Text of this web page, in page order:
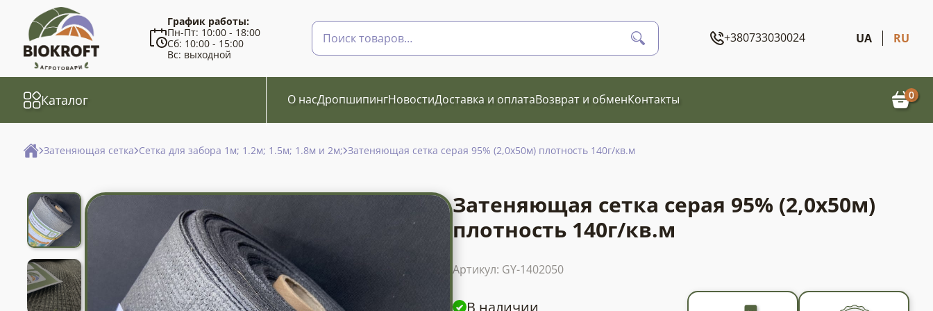
График работы:
Пн-Пт: 10:00 - 18:00
Сб: 10:00 - 15:00
Вс: выходной
Поиск
товаров +380733030024 UA RU
Каталог О насДропшипингНовостиДоставка и оплатаВозврат и обменКонтакты 0
Затеняющая сетка Сетка для забора 1м; 1.2м; 1.5м; 1.8м и 2м; Затеняющая сетка серая 95% (2,0х50м) плотность 140г/кв.м
Затеняющая сетка серая 95% (2,0х50м)
плотность 140г/кв.м
Артикул: GY-1402050
В наличии